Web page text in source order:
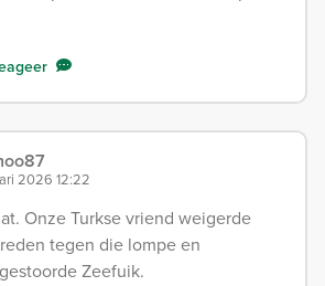
2026 12:22
Onze Turkse vriend weigerde
tegen die lompe en
Zeefuik.